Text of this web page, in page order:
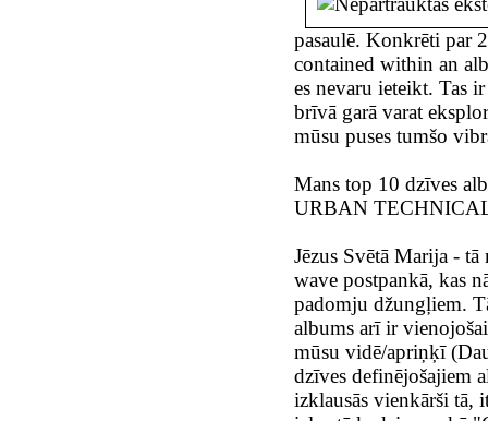
pasaulē. Konkrēti par
contained within an
es nevaru ieteikt. Tas
brīvā garā varat
mūsu puses tumšo
Mans top 10 dzīves
URBAN
Jēzus Svētā Marija -
wave postpankā, kas
padomju džungļiem.
albums arī ir
mūsu vidē/apriņķī
dzīves definējošajiem
izklausās vienkārši tā,